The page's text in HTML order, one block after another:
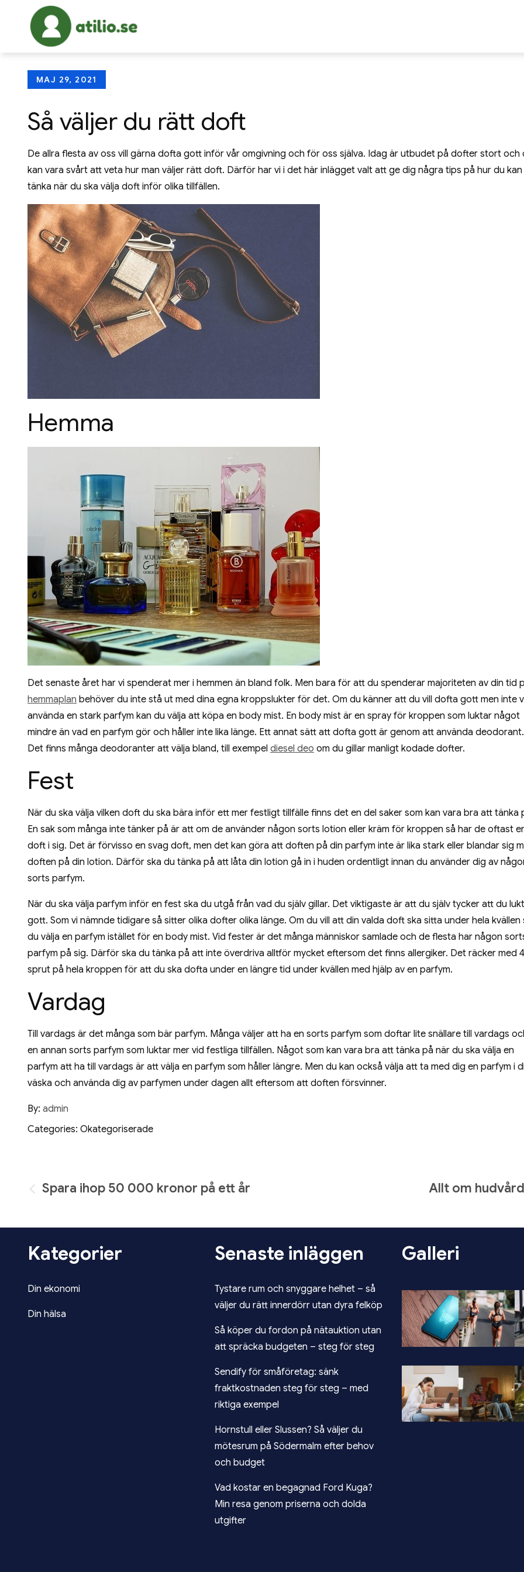
content
Posted
MAJ 29, 2021
Så väljer du rätt doft
De allra flesta av oss vill gärna dofta gott inför vår omgivning och för oss själva. Idag är utbudet på dofter stort och
kan vara svårt att veta hur man väljer rätt doft. Därför har vi i det här inlägget valt att ge dig några tips på hur du kan
tänka när du ska välja doft inför olika tillfällen.
Hemma
Det senaste året har vi spenderat mer i hemmen än bland folk. Men bara för att du spenderar majoriteten av din tid
hemmaplan behöver du inte stå ut med dina egna kroppslukter för det. Om du känner att du vill dofta gott men inte
använda en stark parfym kan du välja att köpa en body mist. En body mist är en spray för kroppen som luktar något
mindre än vad en parfym gör och håller inte lika länge. Ett annat sätt att dofta gott är genom att använda deodorant.
Det finns många deodoranter att välja bland, till exempel diesel deo om du gillar manligt kodade dofter.
Fest
När du ska välja vilken doft du ska bära inför ett mer festligt tillfälle finns det en del saker som kan vara bra att tänka
En sak som många inte tänker på är att om de använder någon sorts lotion eller kräm för kroppen så har de oftast
doft i sig. Det är förvisso en svag doft, men det kan göra att doften på din parfym inte är lika stark eller blandar sig
doften på din lotion. Därför ska du tänka på att låta din lotion gå in i huden ordentligt innan du använder dig av
sorts parfym.
När du ska välja parfym inför en fest ska du utgå från vad du själv gillar. Det viktigaste är att du själv tycker att du
gott. Som vi nämnde tidigare så sitter olika dofter olika länge. Om du vill att din valda doft ska sitta under hela kvällen
du välja en parfym istället för en body mist. Vid fester är det många människor samlade och de flesta har någon
parfym på sig. Därför ska du tänka på att inte överdriva alltför mycket eftersom det finns allergiker. Det räcker med
sprut på hela kroppen för att du ska dofta under en längre tid under kvällen med hjälp av en parfym.
Vardag
Till vardags är det många som bär parfym. Många väljer att ha en sorts parfym som doftar lite snällare till vardags
en annan sorts parfym som luktar mer vid festliga tillfällen. Något som kan vara bra att tänka på när du ska välja en
parfym att ha till vardags är att välja en parfym som håller längre. Men du kan också välja att ta med dig en parfym i
väska och använda dig av parfymen under dagen allt eftersom att doften försvinner.
By: admin
Categories: Okategoriserade
Inläggsnavigering
Spara ihop 50 000 kronor på ett år Allt om hudvård
Kategorier
Din ekonomi
Din hälsa
Senaste inläggen
Tystare rum och snyggare helhet – så
väljer du rätt innerdörr utan dyra felköp
Så köper du fordon på nätauktion utan
att spräcka budgeten – steg för steg
Sendify för småföretag: sänk
fraktkostnaden steg för steg – med
riktiga exempel
Hornstull eller Slussen? Så väljer du
mötesrum på Södermalm efter behov
och budget
Vad kostar en begagnad Ford Kuga?
Min resa genom priserna och dolda
utgifter
Galleri